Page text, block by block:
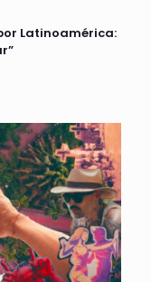
Latinoamérica: